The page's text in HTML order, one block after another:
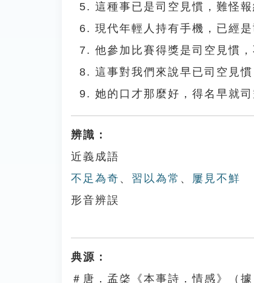
這種事已是司空見慣，難怪報
現代年輕人持有手機，已經是
他參加比賽得獎是司空見慣，
這事對我們來說早已司空見慣
她的口才那麼好，得名早就
辨識：
近義成語
不足為奇 、 習以為常 、 屢見不鮮
形音辨誤
典源：
＃唐．孟棨《本事詩．情感》（